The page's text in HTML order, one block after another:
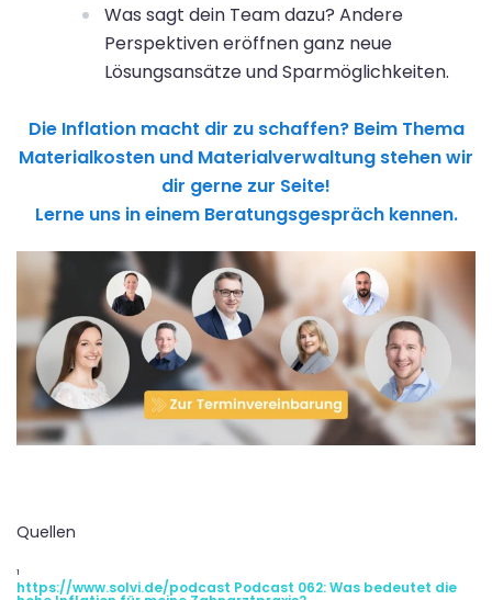
Was sagt dein Team dazu? Andere
Perspektiven eröffnen ganz neue
Lösungsansätze und Sparmöglichkeiten.
Die Inflation macht dir zu schaffen? Beim Thema
Materialkosten und Materialverwaltung stehen wir
dir gerne zur Seite!
Lerne uns in einem Beratungsgespräch kennen.
Quellen
¹
https://www.solvi.de/podcast Podcast 062: Was bedeutet die